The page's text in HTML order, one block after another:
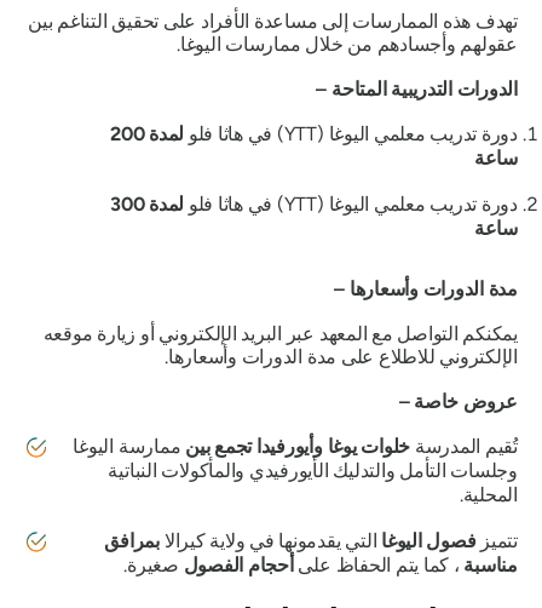
تهدف هذه الممارسات إلى مساعدة الأفراد على تحقيق التناغم بين
عقولهم وأجسادهم من خلال ممارسات اليوغا.
الدورات التدريبية المتاحة –
دورة تدريب معلمي اليوغا (YTT) في هاثا فلو
لمدة 200
ساعة
دورة تدريب معلمي اليوغا (YTT) في هاثا فلو
لمدة 300
ساعة
مدة الدورات وأسعارها –
يمكنكم التواصل مع المعهد عبر البريد الإلكتروني أو زيارة موقعه
الإلكتروني للاطلاع على مدة الدورات وأسعارها.
عروض خاصة –
تُقيم المدرسةخلوات يوغا وأيورفيدا تجمع بينممارسة اليوغا
وجلسات التأمل والتدليك الأيورفيدي والمأكولات النباتية
المحلية.
تتميزفصول اليوغاالتي يقدمونها في ولاية كيرالابمرافق
مناسبة، كما يتم الحفاظ على أحجام الفصولصغيرة.